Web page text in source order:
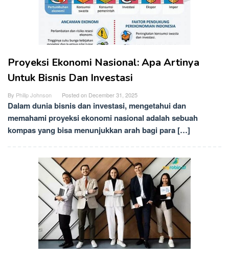
Proyeksi Ekonomi Nasional: Apa Artinya
Untuk Bisnis Dan Investasi
By Philip Johnson Posted on December 31, 2025
Dalam dunia bisnis dan investasi, mengetahui dan
memahami proyeksi ekonomi nasional adalah sebuah
kompas yang bisa menunjukkan arah bagi para […]